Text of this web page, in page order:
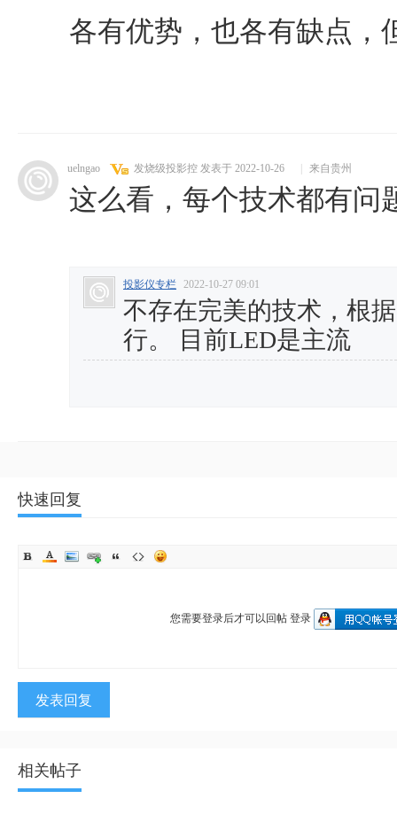
各有优势，也各有缺点，
uelngao 发烧级投影控 发表于 2022-10-26 来自贵州
这么看，每个技术都有问
投影仪专栏 2022-10-27 09:01
不存在完美的技术，根
行。 目前LED是主流
快速回复
您需要登录后才可以回帖 登录
发表回复
相关帖子